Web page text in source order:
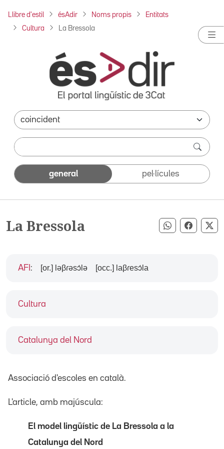
Llibre d'estil ésAdir Noms propis Entitats
Cultura La Bressola
general pel·lícules
La Bressola Compartir
Cultura
Catalunya del Nord
AFI : [or.] ləβɾəsɔ́lə [occ.] laβɾesɔ́la
Associació d'escoles en català.
L'article, amb majúscula:
El model lingüístic de La Bressola a la
Catalunya del Nord